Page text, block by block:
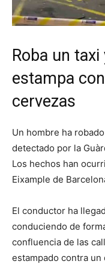
Roba un
estampa
cervezas
Un hombre ha
detectado por la
Los hechos han
Eixample de
El conductor ha
conduciendo de
confluencia de las
estampado contra un